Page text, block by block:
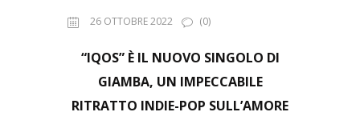
26 OTTOBRE 2022 (0)
“IQOS” È IL NUOVO SINGOLO DI
GIAMBA, UN IMPECCABILE
RITRATTO INDIE-POP SULL’AMORE